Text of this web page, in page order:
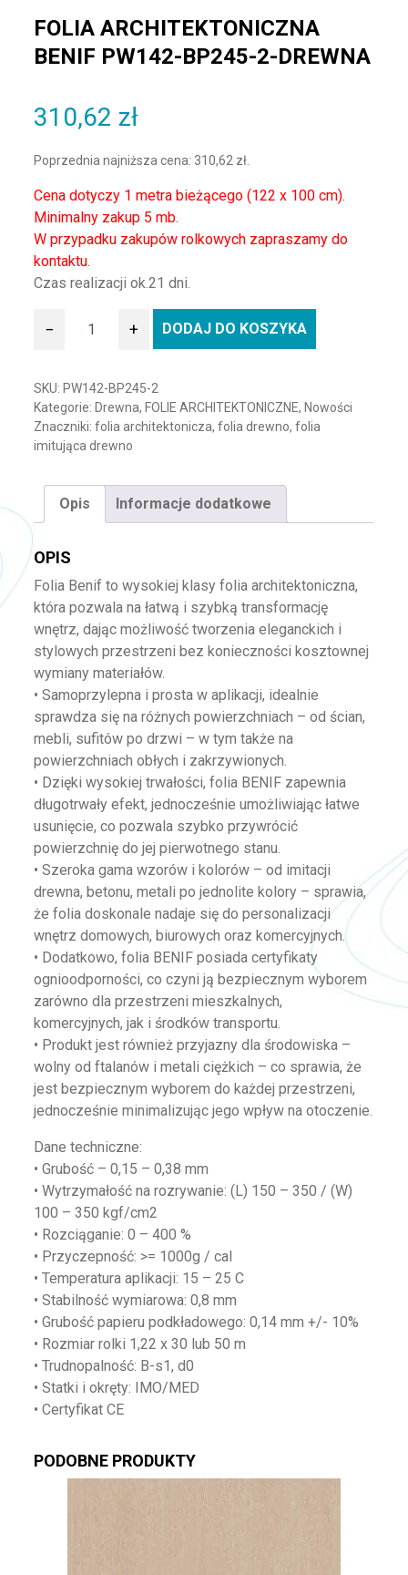
FOLIA ARCHITEKTONICZNA
BENIF PW142-BP245-2-DREWNA
310,62 zł
Poprzednia najniższa cena: 310,62 zł
Cena dotyczy 1 metra bieżącego (122 x 100 cm).
Minimalny zakup 5 mb.
W przypadku zakupów rolkowych zapraszamy do
kontaktu.
Czas realizacji ok.21 dni.
ilość Folia architektoniczna BENIF PW142-BP245-2-
− + DODAJ DO KOSZYKA
SKU: PW142-BP245-2
Kategorie: Drewna, FOLIE ARCHITEKTONICZNE, Nowości
Znaczniki:folia architektonicza,folia drewno,folia
imitująca drewno
Opis Informacje dodatkowe
OPIS
Folia Benif to wysokiej klasy folia architektoniczna,
która pozwala na łatwą i szybką transformację
wnętrz, dając możliwość tworzenia eleganckich i
stylowych przestrzeni bez konieczności kosztownej
wymiany materiałów.
• Samoprzylepna i prosta w aplikacji, idealnie
sprawdza się na różnych powierzchniach – od ścian,
mebli, sufitów po drzwi – w tym także na
powierzchniach obłych i zakrzywionych.
• Dzięki wysokiej trwałości, folia BENIF zapewnia
długotrwały efekt, jednocześnie umożliwiając łatwe
usunięcie, co pozwala szybko przywrócić
powierzchnię do jej pierwotnego stanu.
• Szeroka gama wzorów i kolorów – od imitacji
drewna, betonu, metali po jednolite kolory – sprawia,
że folia doskonale nadaje się do personalizacji
wnętrz domowych, biurowych oraz komercyjnych.
• Dodatkowo, folia BENIF posiada certyfikaty
ognioodporności, co czyni ją bezpiecznym wyborem
zarówno dla przestrzeni mieszkalnych,
komercyjnych, jak i środków transportu.
• Produkt jest również przyjazny dla środowiska –
wolny od ftalanów i metali ciężkich – co sprawia, że
jest bezpiecznym wyborem do każdej przestrzeni,
jednocześnie minimalizując jego wpływ na otoczenie.
Dane techniczne:
• Grubość – 0,15 – 0,38 mm
• Wytrzymałość na rozrywanie: (L) 150 – 350 / (W)
100 – 350 kgf/cm2
• Rozciąganie: 0 – 400 %
• Przyczepność: >= 1000g / cal
• Temperatura aplikacji: 15 – 25 C
• Stabilność wymiarowa: 0,8 mm
• Grubość papieru podkładowego: 0,14 mm +/- 10%
• Rozmiar rolki 1,22 x 30 lub 50 m
• Trudnopalność: B-s1, d0
• Statki i okręty: IMO/MED
• Certyfikat CE
PODOBNE PRODUKTY